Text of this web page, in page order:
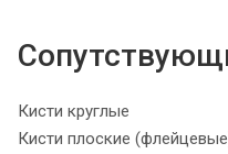
Кисти круглые
Кисти плоские